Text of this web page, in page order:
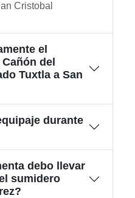
Cristobal
el
del
Tuxtla a San
durante
debo llevar
sumidero